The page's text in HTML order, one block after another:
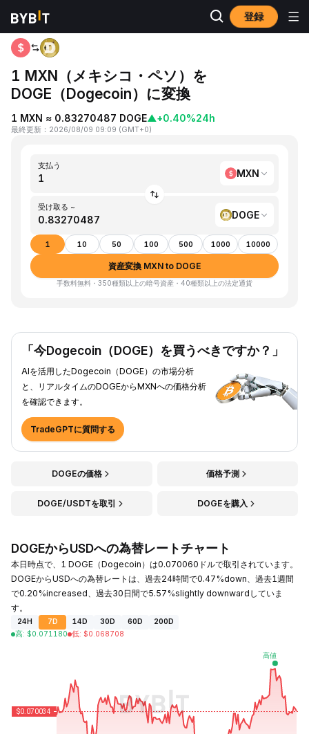
登録
ホーム MXN to DOGE
1 MXN（メキシコ・ペソ）を
DOGE（Dogecoin）に変換
1 MXN ≈ 0.83270487 DOGE▲+0.40%24h
最終更新 ： 2026/08/09 09:09 (GMT+0)
支払う
MXN
受け取る ~
DOGE
1 10 50 100 500 1000 10000
資産変換 MXN to DOGE
手数料無料・350種類以上の暗号資産・40種類以上の法定通貨
「今Dogecoin（DOGE）を買うべきですか？」
AIを活用したDogecoin（DOGE）の市場分析
と、リアルタイムのDOGEからMXNへの価格分析
を確認できます。
TradeGPTに質問する
DOGEの価格 価格予測
DOGE/USDTを取引 DOGEを購入
DOGEからUSDへの為替レートチャート
本日時点で、1 DOGE（Dogecoin）は0.070060ドルで取引されています。
DOGEからUSDへの為替レートは、過去24時間で0.47%down、過去1週間
で0.20%increased、過去30日間で5.57%slightly downwardしていま
す。
24H 7D 14D 30D 60D
200D
高: $0.071180 低: $0.068708